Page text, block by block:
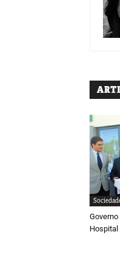
Hospital